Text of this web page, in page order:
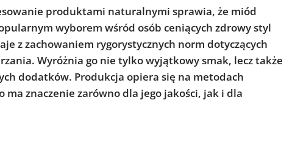
produktami naturalnymi sprawia, że miód
wyborem wśród osób ceniących zdrowy styl
z zachowaniem rygorystycznych norm dotyczących
Wyróżnia go nie tylko wyjątkowy smak, lecz także
dodatków. Produkcja opiera się na metodach
ma znaczenie zarówno dla jego jakości, jak i dla